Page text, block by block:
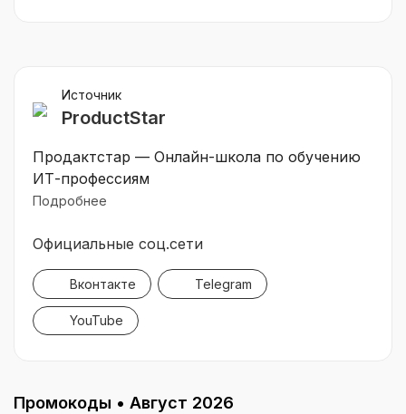
Источник
ProductStar
Продактстар — Онлайн-школа по обучению
ИТ-профессиям
Подробнее
Официальные соц.сети
Вконтакте Telegram
YouTube
Промокоды • Август 2026